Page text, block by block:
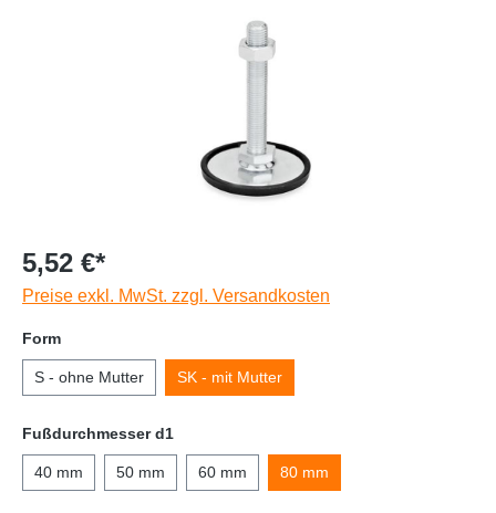
5,52 €*
Preise exkl. MwSt. zzgl. Versandkosten
Form
S - ohne Mutter SK - mit Mutter
Fußdurchmesser d1
40 mm 50 mm 60 mm 80 mm